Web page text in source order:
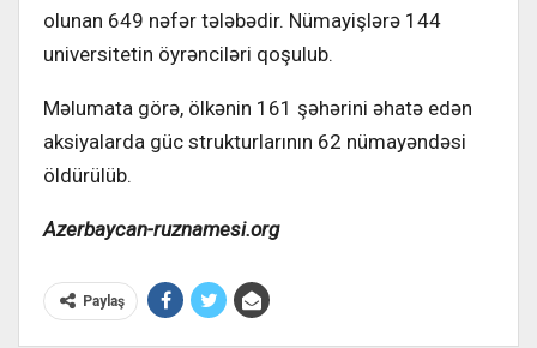
olunan 649 nəfər tələbədir. Nümayişlərə 144
universitetin öyrənciləri qoşulub.
Məlumata görə, ölkənin 161 şəhərini əhatə edən
aksiyalarda güc strukturlarının 62 nümayəndəsi
öldürülüb.
Azerbaycan-ruznamesi.org
Paylaş